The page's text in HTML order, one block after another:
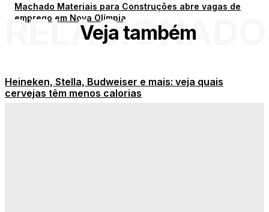
Machado Materiais para Construções abre vagas de
emprego em Nova Olímpia
Veja também
Heineken, Stella, Budweiser e mais: veja quais
cervejas têm menos calorias